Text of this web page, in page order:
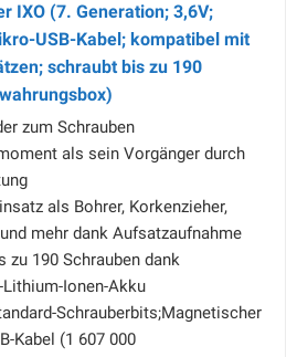
IXO (7. Generation; 3,6V;
USB-Kabel; kompatibel mit
schraubt bis zu 190
zum Schrauben
als sein Vorgänger durch
als Bohrer, Korkenzieher,
mehr dank Aufsatzaufnahme
zu 190 Schrauben dank
Ionen-Akku
Schrauberbits;Magnetischer
Kabel (1 607 000